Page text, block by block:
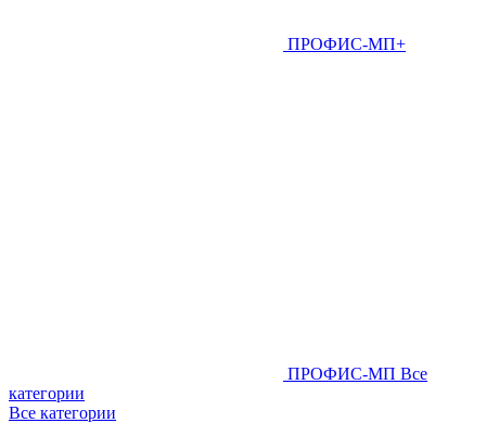
ПРОФИС-МП+
ПРОФИС-МП Все
категории
Все категории